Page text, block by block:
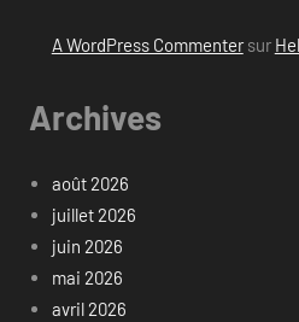
A WordPress Commentersur
Archives
août 2026
juillet 2026
juin 2026
mai 2026
avril 2026